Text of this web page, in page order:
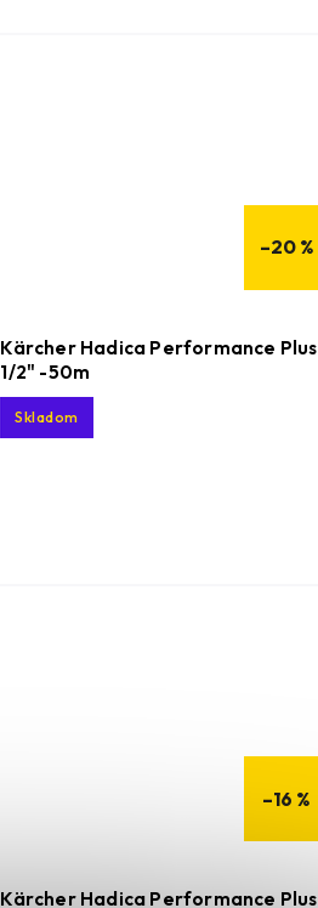
–20 %
Kärcher Hadica Performance Plus
1/2" -50m
Skladom
–16 %
Kärcher Hadica Performance Plus